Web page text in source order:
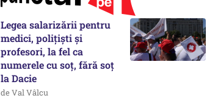
Legea salarizării pentru
medici, polițiști și
profesori, la fel ca
numerele cu soț, fără soț
la Dacie
de Val Vâlcu